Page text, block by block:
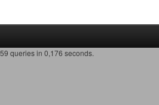
59 queries in 0,176 seconds.